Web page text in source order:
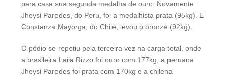
para casa sua segunda medalha de ouro. Novamente
Jheysi Paredes, do Peru, foi a medalhista prata (95kg). E
Constanza Mayorga, do Chile, levou o bronze (92kg).
O pódio se repetiu pela terceira vez na carga total, onde
a brasileira Laila Rizzo foi ouro com 177kg, a peruana
Jheysi Paredes foi prata com 170kg e a chilena